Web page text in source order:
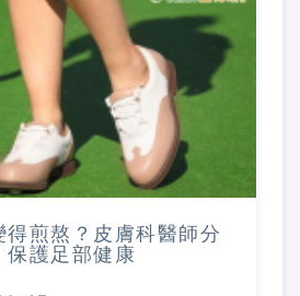
得煎熬？皮膚科醫師分
護足部健康